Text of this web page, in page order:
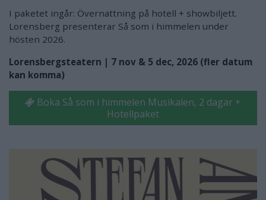
I paketet ingår: Övernattning på hotell + showbiljett.
Lorensberg presenterar Så som i himmelen under
hösten 2026.
Lorensbergsteatern | 7 nov & 5 dec, 2026 (fler datum
kan komma)
Boka Så som i himmelen Musikalen, 2 dagar +
Hotellpaket